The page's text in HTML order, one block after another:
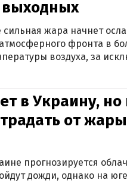
выходных
жара начнет
фронта в
воздуха, за
в Украину,
от
прогнозируется
дожди, однако на